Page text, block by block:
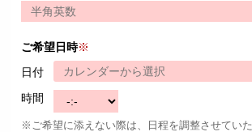
ご希望日時※
日付
時間
※ご希望に添えない際は、日程を調整させてい